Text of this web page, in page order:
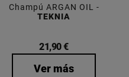
Champú ARGAN OIL -
TEKNIA
21,90 €
Ver más